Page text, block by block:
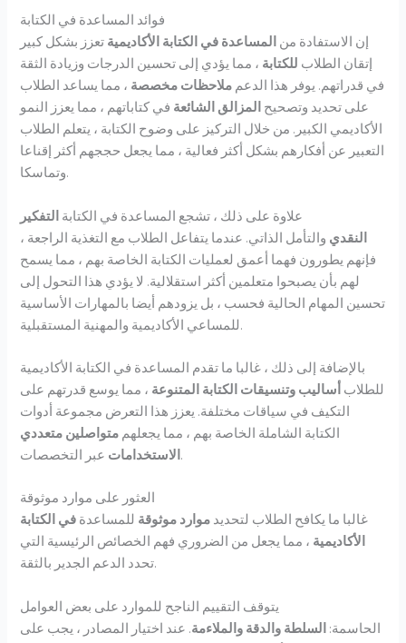
فوائد المساعدة في الكتابة
إن الاستفادة من المساعدة في الكتابة الأكاديمية تعزز بشكل كبير
إتقان الطلاب للكتابة ، مما يؤدي إلى تحسين الدرجات وزيادة الثقة
في قدراتهم. يوفر هذا الدعم ملاحظات مخصصة ، مما يساعد الطلاب
على تحديد وتصحيح المزالق الشائعة في كتاباتهم ، مما يعزز النمو
الأكاديمي الكبير. من خلال التركيز على وضوح الكتابة ، يتعلم الطلاب
التعبير عن أفكارهم بشكل أكثر فعالية ، مما يجعل حججهم أكثر إقناعا
وتماسكا.
علاوة على ذلك ، تشجع المساعدة في الكتابة التفكير
النقدي والتأمل الذاتي. عندما يتفاعل الطلاب مع التغذية الراجعة ،
فإنهم يطورون فهما أعمق لعمليات الكتابة الخاصة بهم ، مما يسمح
لهم بأن يصبحوا متعلمين أكثر استقلالية. لا يؤدي هذا التحول إلى
تحسين المهام الحالية فحسب ، بل يزودهم أيضا بالمهارات الأساسية
للمساعي الأكاديمية والمهنية المستقبلية.
بالإضافة إلى ذلك ، غالبا ما تقدم المساعدة في الكتابة الأكاديمية
للطلاب أساليب وتنسيقات الكتابة المتنوعة ، مما يوسع قدرتهم على
التكيف في سياقات مختلفة. يعزز هذا التعرض مجموعة أدوات
الكتابة الشاملة الخاصة بهم ، مما يجعلهم متواصلين متعددي
الاستخداماتعبر التخصصات.
العثور على موارد موثوقة
غالبا ما يكافح الطلاب لتحديد موارد موثوقة للمساعدة في الكتابة
الأكاديمية ، مما يجعل من الضروري فهم الخصائص الرئيسية التي
تحدد الدعم الجدير بالثقة.
يتوقف التقييم الناجح للموارد على بعض العوامل
الحاسمة: السلطة والدقة والملاءمة. عند اختيار المصادر ، يجب على